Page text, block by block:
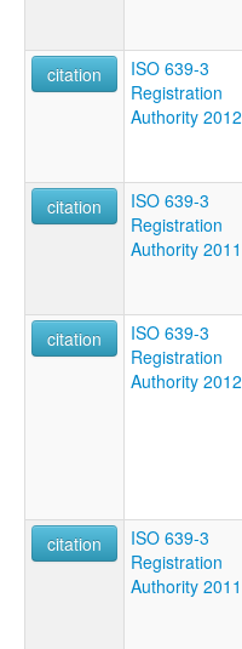
citation
ISO 639-3
Registration
Authority 2012
citation
ISO 639-3
Registration
Authority 2011
citation
ISO 639-3
Registration
Authority 2012
citation
ISO 639-3
Registration
Authority 2011